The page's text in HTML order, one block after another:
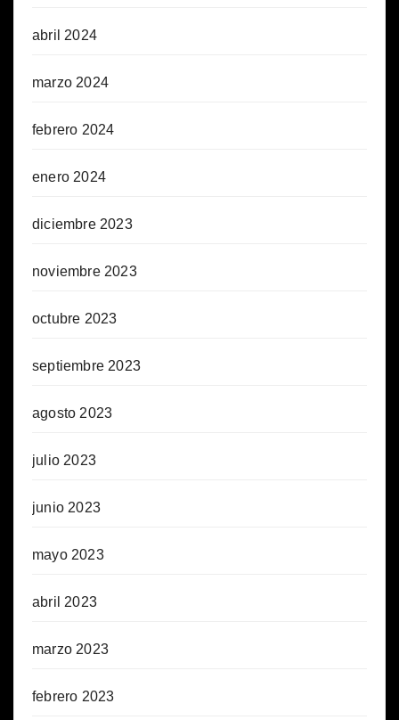
abril 2024
marzo 2024
febrero 2024
enero 2024
diciembre 2023
noviembre 2023
octubre 2023
septiembre 2023
agosto 2023
julio 2023
junio 2023
mayo 2023
abril 2023
marzo 2023
febrero 2023